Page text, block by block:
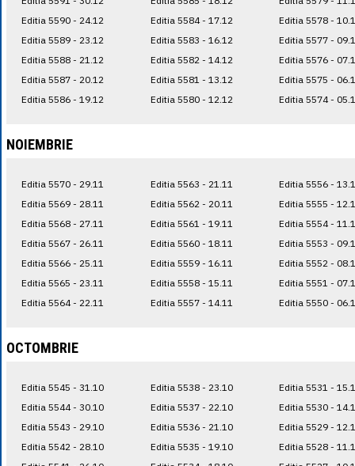
1 MXN= 0.2227
1 NOK= 0.4191
1 RSD= 0.0425
1 RUB= 0.0530
1 TRY= 0.1141
Editia 5590 - 24.12
Editia 5589 - 23.12
Editia 5588 - 21.12
Editia 5587 - 20.12
Editia 5586 - 19.12
Editia 5584 - 17.12
Editia 5583 - 16.12
Editia 5582 - 14.12
Editia 5581 - 13.12
Editia 5580 - 12.12
Editia 5578 -
Editia 5577 -
Editia 5576 -
Editia 5575 -
Editia 5574 -
NOIEMBRIE
Editia 5570 - 29.11
Editia 5569 - 28.11
Editia 5568 - 27.11
Editia 5567 - 26.11
Editia 5566 - 25.11
Editia 5565 - 23.11
Editia 5564 - 22.11
Editia 5563 - 21.11
Editia 5562 - 20.11
Editia 5561 - 19.11
Editia 5560 - 18.11
Editia 5559 - 16.11
Editia 5558 - 15.11
Editia 5557 - 14.11
Editia 5556 -
Editia 5555 -
Editia 5554 -
Editia 5553 -
Editia 5552 -
Editia 5551 -
Editia 5550 -
OCTOMBRIE
Editia 5545 - 31.10
Editia 5544 - 30.10
Editia 5543 - 29.10
Editia 5542 - 28.10
Editia 5538 - 23.10
Editia 5537 - 22.10
Editia 5536 - 21.10
Editia 5535 - 19.10
Editia 5531 -
Editia 5530 -
Editia 5529 -
Editia 5528 -